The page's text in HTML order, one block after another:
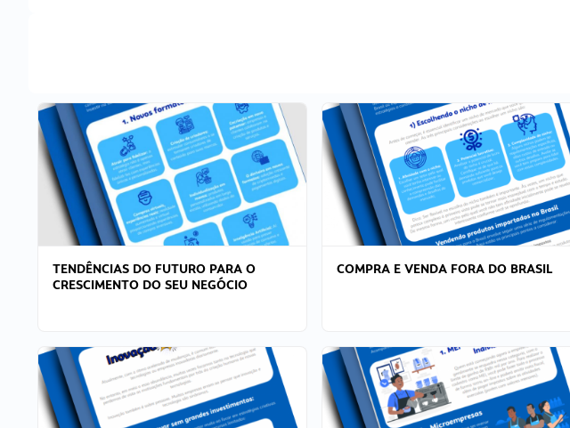
TENDÊNCIAS DO FUTURO PARA O
CRESCIMENTO DO SEU NEGÓCIO
COMPRA E VENDA FORA DO BRASIL